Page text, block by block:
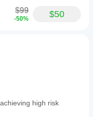
$99
-50% $50
high risk